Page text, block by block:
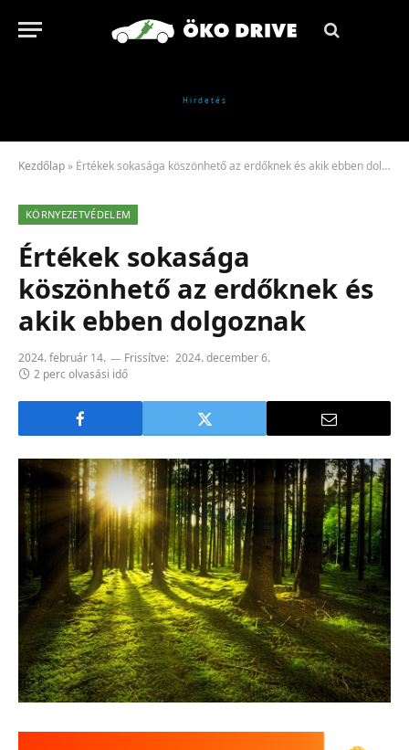
Kezdőlap » Értékek sokasága köszönhető az erdőknek és akik ebben dolgoznak
KÖRNYEZETVÉDELEM
Értékek sokasága
köszönhető az erdőknek és
akik ebben dolgoznak
2024. február 14. Frissítve: 2024. december 6.
2 perc olvasási idő